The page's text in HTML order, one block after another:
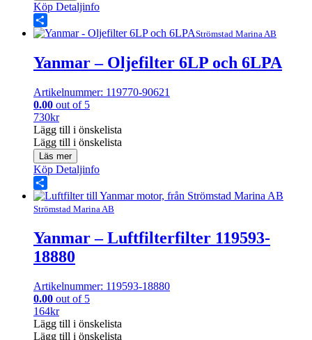
Köp Detaljinfo
Share Strömstad Marina AB
Yanmar – Oljefilter 6LP och 6LPA
Artikelnummer: 119770-90621
0.00 out of 5
730kr
Lägg till i önskelista
Lägg till i önskelista
Läs mer
Köp Detaljinfo
Share
Strömstad Marina AB
Yanmar – Luftfilterfilter 119593-
18880
Artikelnummer: 119593-18880
0.00 out of 5
164kr
Lägg till i önskelista
Lägg till i önskelista